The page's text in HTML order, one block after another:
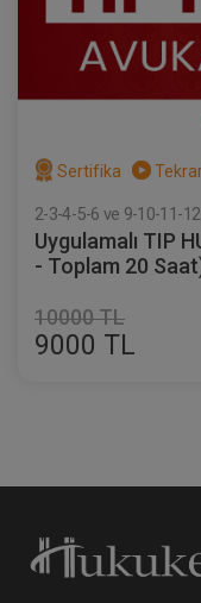
Sertifika
2-3-4-5-6 ve 9-10-11-
Uygulamalı TIP
- Toplam 20
10000 TL
9000 TL